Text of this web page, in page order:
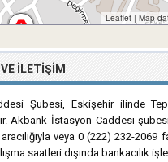
Leaflet | Map
İLETIŞIM
Şubesi, Eskişehir ilinde
Akbank İstasyon Caddesi
veya 0 (222) 232-2069
saatleri dışında bankacılık